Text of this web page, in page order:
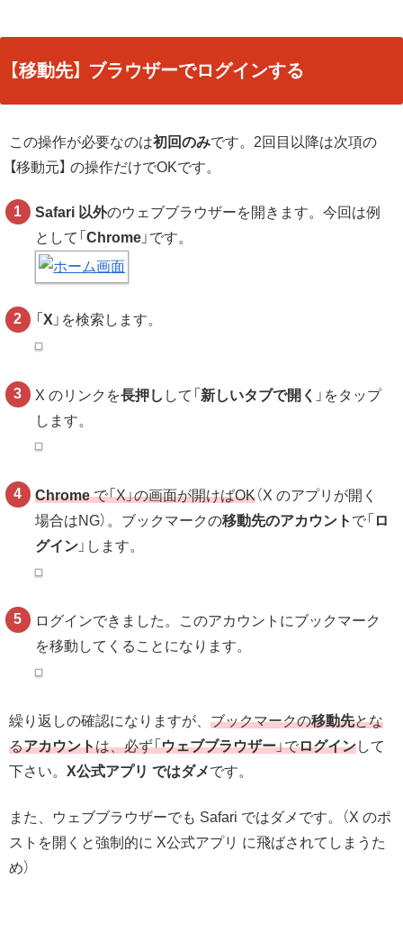
【移動先】 ブラウザーでログインする
この操作が必要なのは初回のみです。2回目以降は次項の
【移動元】 の操作だけでOKです。
Safari 以外のウェブブラウザーを開きます。今回は例
として「Chrome 」です。
「X 」を検索します。
X のリンクを長押し して「 新しいタブで開く 」をタップ
します。
Chromeで「X」の画面が開けばOK（X のアプリが開く
場合はNG）。ブックマークの移動先のアカウント で「 ロ
グイン 」します。
ログインできました。このアカウントにブックマーク
を移動してくることになります。
繰り返しの確認になりますが、 ブックマークの移動先とな
るアカウントは、必ず「ウェブブラウザー」でログインして
下さい。 X公式アプリ ではダメです。
また、ウェブブラウザーでも Safari ではダメです。（X のポ
ストを開くと強制的に X公式アプリ に飛ばされてしまうた
め）